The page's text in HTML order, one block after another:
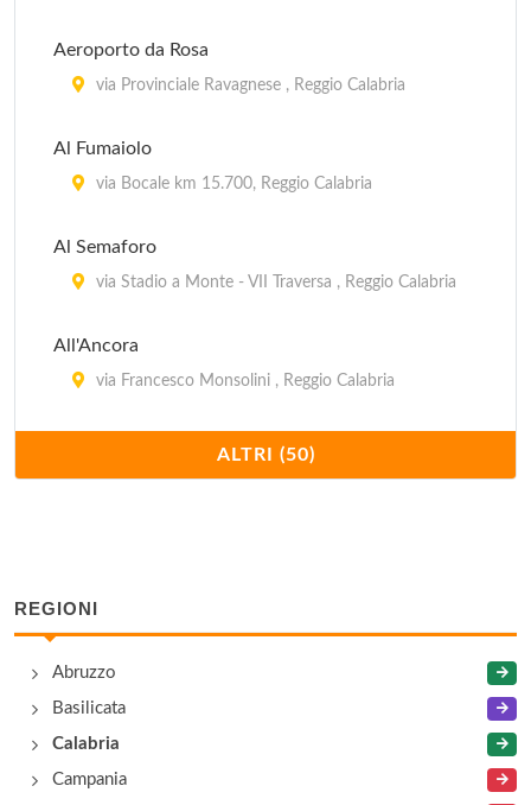
Aeroporto da Rosa
via Provinciale Ravagnese , Reggio Calabria
Al Fumaiolo
via Bocale km 15.700, Reggio Calabria
Al Semaforo
via Stadio a Monte - VII Traversa , Reggio Calabria
All'Ancora
via Francesco Monsolini , Reggio Calabria
via Colombo 32, Scilla
Bahamas
via Giuseppe De Nava 3, Reggio Calabria
Baylik
via Santa Caterina Vicolo Leone , Reggio Calabria
ALTRI (50)
REGIONI
Abruzzo
Basilicata
Calabria
Campania